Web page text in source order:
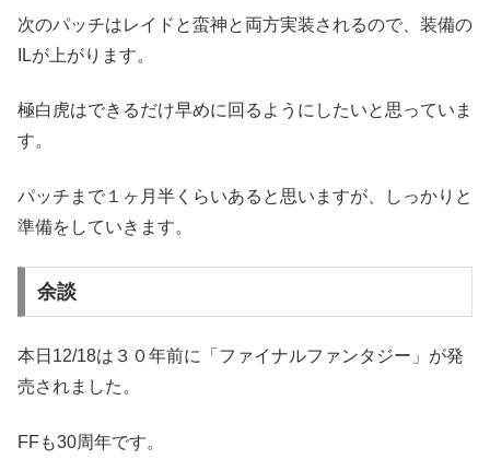
次のパッチはレイドと蛮神と両方実装されるので、装備の
ILが上がります。
極白虎はできるだけ早めに回るようにしたいと思っていま
す。
パッチまで１ヶ月半くらいあると思いますが、しっかりと
準備をしていきます。
余談
本日12/18は３０年前に「ファイナルファンタジー」が発
売されました。
FFも30周年です。